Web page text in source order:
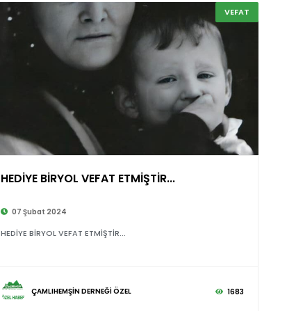
VEFAT
HEDİYE BİRYOL VEFAT ETMİŞTİR...
07 Şubat 2024
HEDİYE BİRYOL VEFAT ETMİŞTİR...
ÇAMLIHEMŞİN DERNEĞİ ÖZEL 1683